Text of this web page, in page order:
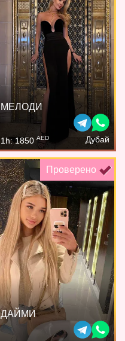
МЕЛОДИ
1h: 1850 AED Дубай
Проверено
ДАЙМИ